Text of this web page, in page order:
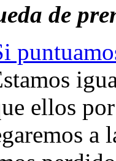
de
ellos
a